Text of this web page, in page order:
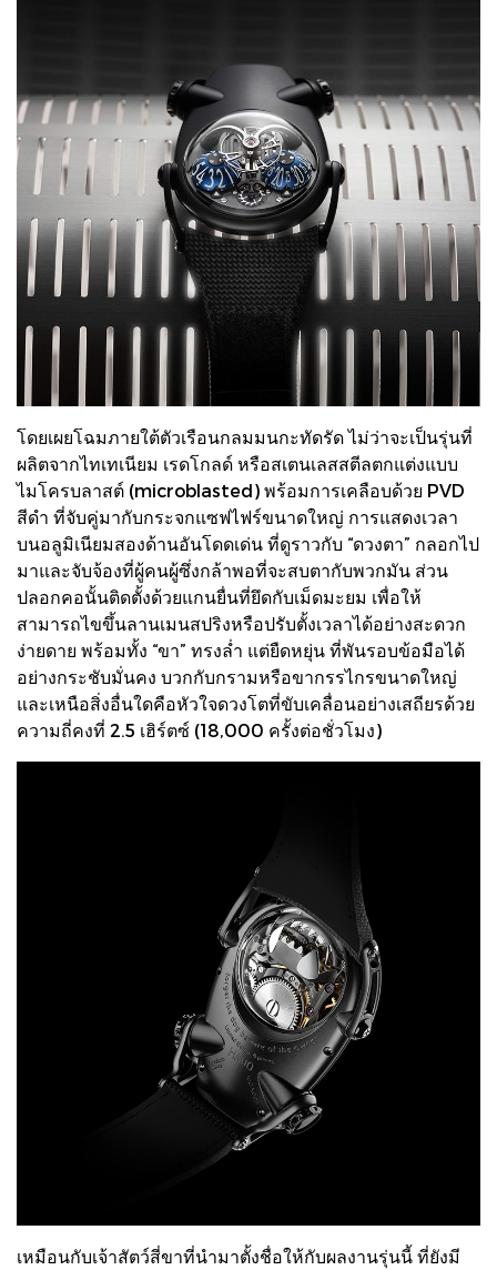
โดยเผยโฉมภายใต้ตัวเรือนกลมมนกะทัดรัด ไม่ว่าจะเป็นรุ่นที่
ผลิตจากไทเทเนียม เรดโกลด์ หรือสเตนเลสสตีลตกแต่งแบบ
ไมโครบลาสต์ (microblasted) พร้อมการเคลือบด้วย PVD
สีดำ ที่จับคู่มากับกระจกแซฟไฟร์ขนาดใหญ่ การแสดงเวลา
บนอลูมิเนียมสองด้านอันโดดเด่น ที่ดูราวกับ “ดวงตา” กลอกไป
มาและจับจ้องที่ผู้คนผู้ซึ่งกล้าพอที่จะสบตากับพวกมัน ส่วน
ปลอกคอนั้นติดตั้งด้วยแกนยื่นที่ยึดกับเม็ดมะยม เพื่อให้
สามารถไขขึ้นลานเมนสปริงหรือปรับตั้งเวลาได้อย่างสะดวก
ง่ายดาย พร้อมทั้ง “ขา” ทรงล่ำ แต่ยืดหยุ่น ที่พันรอบข้อมือได้
อย่างกระชับมั่นคง บวกกับกรามหรือขากรรไกรขนาดใหญ่
และเหนือสิ่งอื่นใดคือหัวใจดวงโตที่ขับเคลื่อนอย่างเสถียรด้วย
ความถี่คงที่ 2.5 เฮิร์ตซ์ (18,000 ครั้งต่อชั่วโมง)
เหมือนกับเจ้าสัตว์สี่ขาที่นำมาตั้งชื่อให้กับผลงานรุ่นนี้ ที่ยังมี